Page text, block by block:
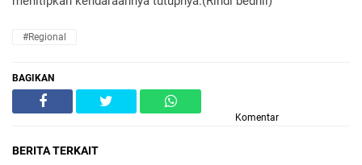
#Regional
BAGIKAN
Komentar
BERITA TERKAIT